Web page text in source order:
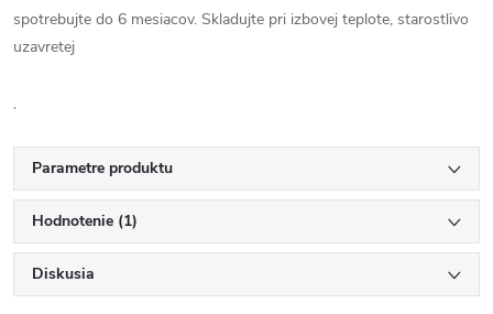
spotrebujte do 6 mesiacov. Skladujte pri izbovej teplote, starostlivo
uzavretej
.
Parametre produktu
Hodnotenie (1)
Diskusia